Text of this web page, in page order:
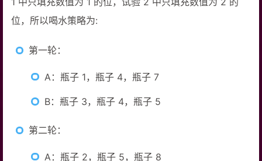
位，所以喝水策略为:
第一轮：
A：瓶子 1，瓶子 4，瓶子 7
B：瓶子 3，瓶子 4，瓶子 5
第二轮：
A：瓶子 2，瓶子 5，瓶子 8